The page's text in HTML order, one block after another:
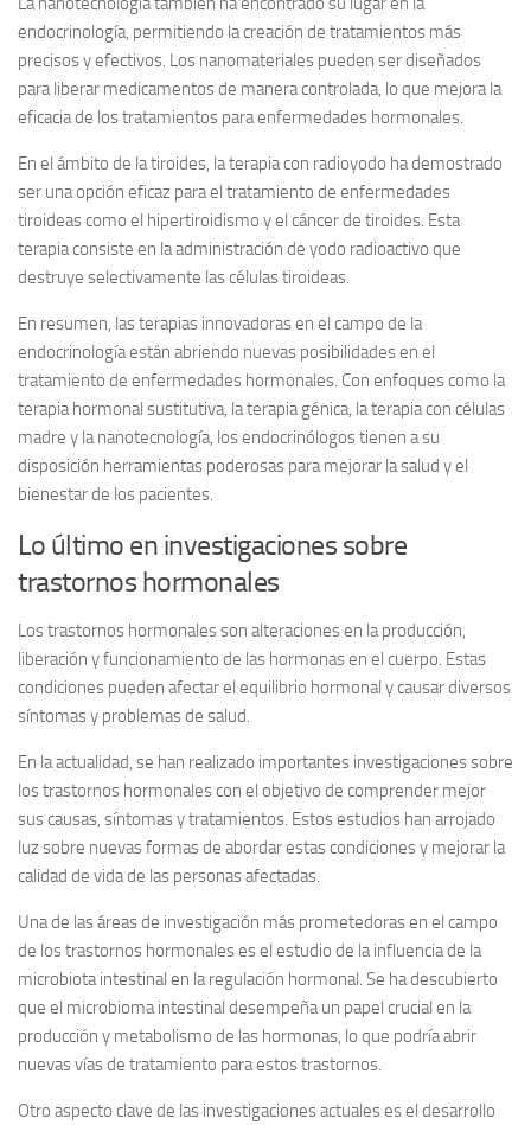
endocrinología, permitiendo la creación de tratamientos más
precisos y efectivos. Los nanomateriales pueden ser diseñados
para liberar medicamentos de manera controlada, lo que mejora la
eficacia de los tratamientos para enfermedades hormonales.
En el ámbito de la tiroides, la terapia con radioyodo ha demostrado
ser una opción eficaz para el tratamiento de enfermedades
tiroideas como el hipertiroidismo y el cáncer de tiroides. Esta
terapia consiste en la administración de yodo radioactivo que
destruye selectivamente las células tiroideas.
En resumen, las terapias innovadoras en el campo de la
endocrinología están abriendo nuevas posibilidades en el
tratamiento de enfermedades hormonales. Con enfoques como la
terapia hormonal sustitutiva, la terapia génica, la terapia con células
madre y la nanotecnología, los endocrinólogos tienen a su
disposición herramientas poderosas para mejorar la salud y el
bienestar de los pacientes.
Lo último en investigaciones sobre
trastornos hormonales
Los trastornos hormonales son alteraciones en la producción,
liberación y funcionamiento de las hormonas en el cuerpo. Estas
condiciones pueden afectar el equilibrio hormonal y causar diversos
síntomas y problemas de salud.
En la actualidad, se han realizado importantes investigaciones sobre
los trastornos hormonales con el objetivo de comprender mejor
sus causas, síntomas y tratamientos. Estos estudios han arrojado
luz sobre nuevas formas de abordar estas condiciones y mejorar la
calidad de vida de las personas afectadas.
Una de las áreas de investigación más prometedoras en el campo
de los trastornos hormonales es el estudio de la influencia de la
microbiota intestinal en la regulación hormonal. Se ha descubierto
que el microbioma intestinal desempeña un papel crucial en la
producción y metabolismo de las hormonas, lo que podría abrir
nuevas vías de tratamiento para estos trastornos.
Otro aspecto clave de las investigaciones actuales es el desarrollo